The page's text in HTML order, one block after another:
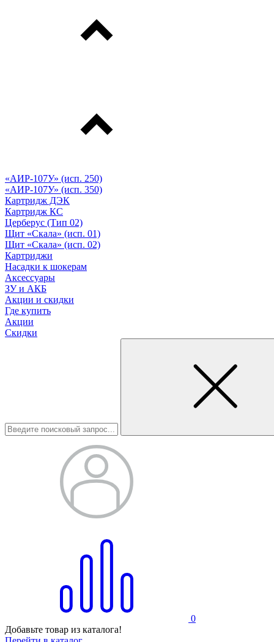
«АИР-107У» (исп. 250)
«АИР-107У» (исп. 350)
Картридж ДЭК
Картридж КС
Церберус (Тип 02)
Щит «Скала» (исп. 01)
Щит «Скала» (исп. 02)
Картриджи
Насадки к шокерам
Аксессуары
ЗУ и АКБ
Акции и скидки
Где купить
Акции
Скидки
0
Добавьте товар из каталога!